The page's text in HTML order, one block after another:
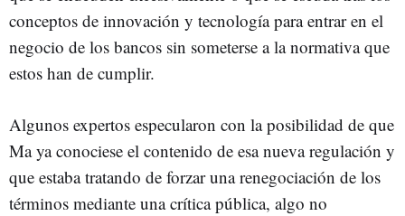
conceptos de innovación y tecnología para entrar en el
negocio de los bancos sin someterse a la normativa que
estos han de cumplir.
Algunos expertos especularon con la posibilidad de que
Ma ya conociese el contenido de esa nueva regulación y
que estaba tratando de forzar una renegociación de los
términos mediante una crítica pública, algo no